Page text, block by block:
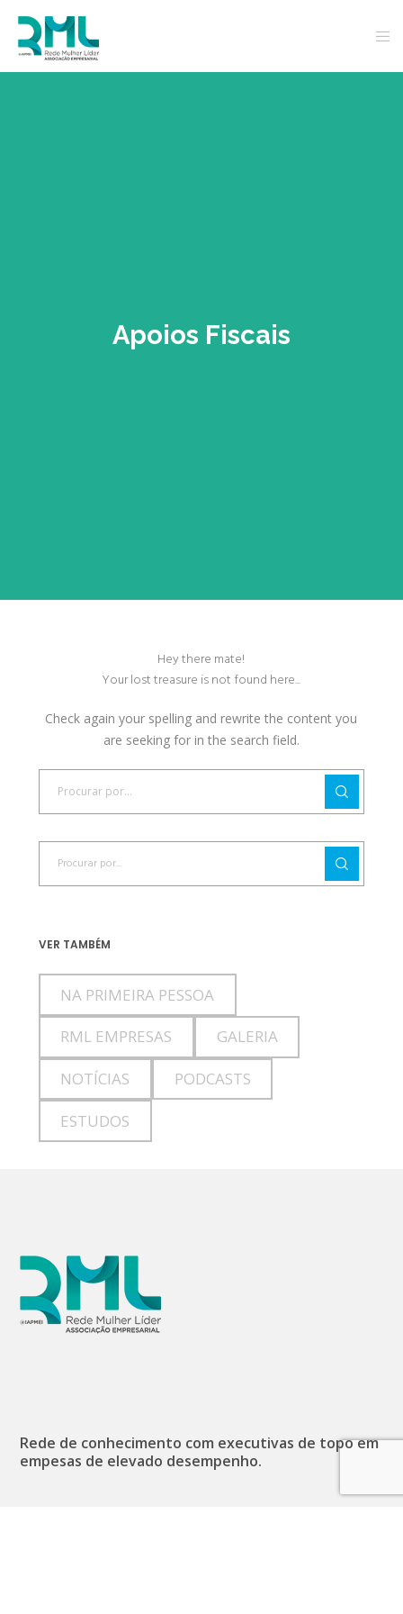
Apoios Fiscais
Hey there mate!
Your lost treasure is not found here...
Check again your spelling and rewrite the content you
are seeking for in the search field.
VER TAMBÉM
NA PRIMEIRA PESSOA
RML EMPRESAS GALERIA
NOTÍCIAS PODCASTS
ESTUDOS
Rede de conhecimento com executivas de topo em
empesas de elevado desempenho.